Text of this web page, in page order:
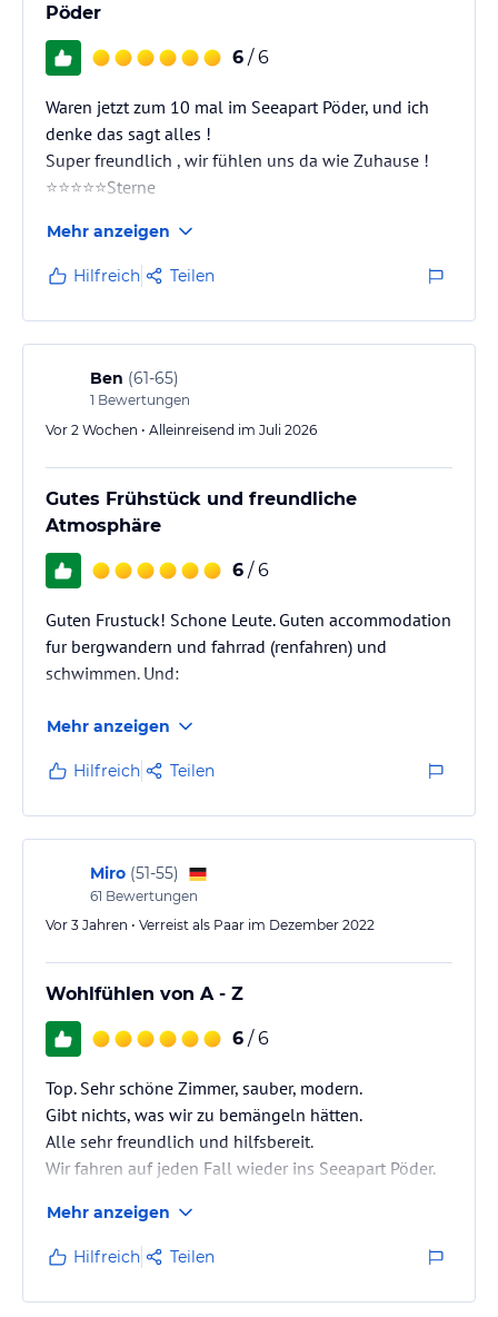
Pöder
6 / 6
Waren jetzt zum 10 mal im Seeapart Pöder, und ich
denke das sagt alles !
Super freundlich , wir fühlen uns da wie Zuhause !
⭐️⭐️⭐️⭐️⭐️Sterne
Mehr anzeigen
Hilfreich Teilen
Ben (61-65)
1 Bewertungen
Vor 2 Wochen • Alleinreisend im Juli 2026
Gutes Frühstück und freundliche
Atmosphäre
6 / 6
Guten Frustuck! Schone Leute. Guten accommodation
fur bergwandern und fahrrad (renfahren) und
schwimmen. Und:
Mehr anzeigen
Hilfreich Teilen
Miro (51-55)
61 Bewertungen
Vor 3 Jahren • Verreist als Paar im Dezember 2022
Wohlfühlen von A - Z
6 / 6
Top. Sehr schöne Zimmer, sauber, modern.
Gibt nichts, was wir zu bemängeln hätten.
Alle sehr freundlich und hilfsbereit.
Wir fahren auf jeden Fall wieder ins Seeapart Pöder.
Mehr anzeigen
Hilfreich Teilen